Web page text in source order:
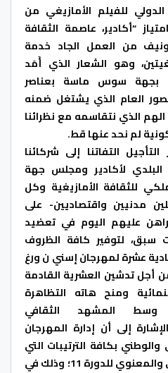
للفيلم الأمازيغي من
“أكادير، عاصمة الثقافة
ونيف من العمل الجاد خدمة
وهو الشعار الذي أَمَد
بجهة سوس ماسة بعناصر
العام الذي يشتغل ضمنه
الذي نتقاسمه مع نظرائنا
لم نحد عنها قط.
التفاتنا إلى شركائنا
لأكادير ومجلس جهة
للثقافة الأمازيغية وكل
مدنيين واقتصاديين- على
عليهم اليوم في تعضيد
لتوفير كافة الظروف
عشرة لمهرجان إسني ن ورغ
أجل تدشين العشرية القادمة
ومنح هاته التظاهرة
وسط المشهد الثقافي
إلى أن إدارة المهرجان
بكافة الترتيبات التي
تقررها بشأن الإعداد المادي والمعنوي للدورة 11؛ وذلك في